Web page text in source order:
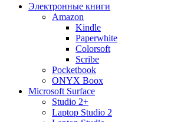
Электронные книги
Amazon
Kindle
Paperwhite
Colorsoft
Scribe
Pocketbook
ONYX Boox
Microsoft Surface
Studio 2+
Laptop Studio 2